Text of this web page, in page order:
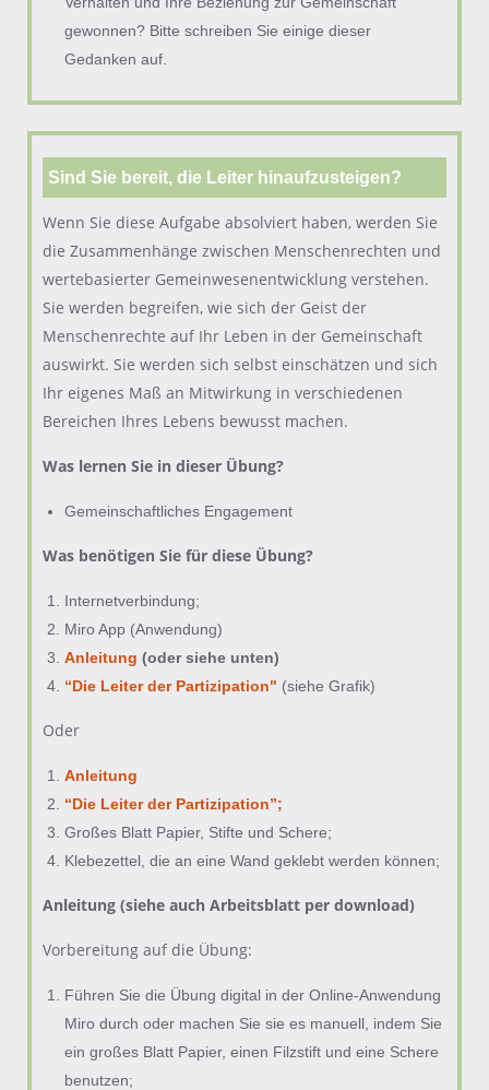
gewonnen? Bitte schreiben Sie einige dieser
Gedanken auf.
Sind Sie bereit, die Leiter hinaufzusteigen?
Wenn Sie diese Aufgabe absolviert haben, werden Sie
die Zusammenhänge zwischen Menschenrechten und
wertebasierter Gemeinwesenentwicklung verstehen.
Sie werden begreifen, wie sich der Geist der
Menschenrechte auf Ihr Leben in der Gemeinschaft
auswirkt. Sie werden sich selbst einschätzen und sich
Ihr eigenes Maß an Mitwirkung in verschiedenen
Bereichen Ihres Lebens bewusst machen.
Was lernen Sie in dieser Übung?
Gemeinschaftliches Engagement
Was benötigen Sie für diese Übung?
Internetverbindung;
Miro App (Anwendung)
Anleitung (oder siehe unten)
“Die Leiter der Partizipation" (siehe Grafik)
Oder
Anleitung
“Die Leiter der Partizipation”;
Großes Blatt Papier, Stifte und Schere;
Klebezettel, die an eine Wand geklebt werden können;
Anleitung (siehe auch Arbeitsblatt per download)
Vorbereitung auf die Übung:
Führen Sie die Übung digital in der Online-Anwendung
Miro durch oder machen Sie sie es manuell, indem Sie
ein großes Blatt Papier, einen Filzstift und eine Schere
benutzen;